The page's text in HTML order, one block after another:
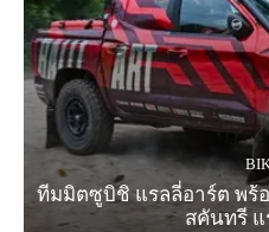
ทีมมิตซูบิชิ แรลลี่อาร์ต พร้
สคันทรี แ